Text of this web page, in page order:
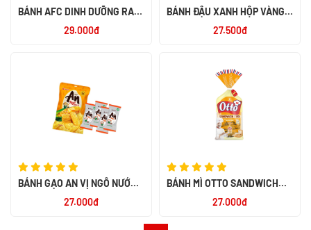
BÁNH AFC DINH DƯỠNG RAU
29.000đ
BÁNH ĐẬU XANH HỘP VÀNG
27.500đ
BÁNH GẠO AN VỊ NGÔ NƯỚNG
27.000đ
BÁNH MÌ OTTO SANDWICH
27.000đ